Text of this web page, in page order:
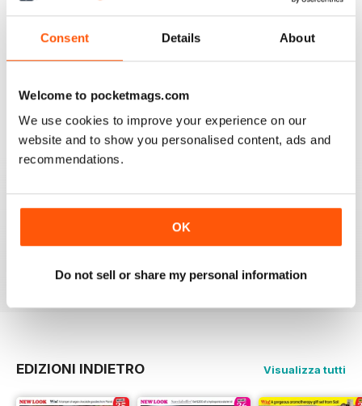
Consent Details About
Welcome to pocketmags.com
We use cookies to improve your experience on our
website and to show you personalised content, ads and
recommendations.
OK
Do not sell or share my personal information
GREAT READ
It is a really good read, with some amazing recipes
green living. I now have lots of new veggie food ideas.
EDIZIONI INDIETRO Visualizza tutti